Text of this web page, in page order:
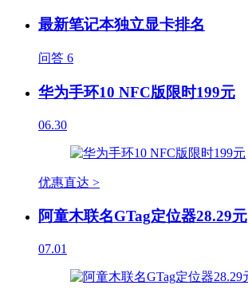
最新笔记本独立显卡排名
问答 6
华为手环10 NFC版限时199元
06.30
优惠直达 >
阿童木联名GTag定位器28.29元
07.01